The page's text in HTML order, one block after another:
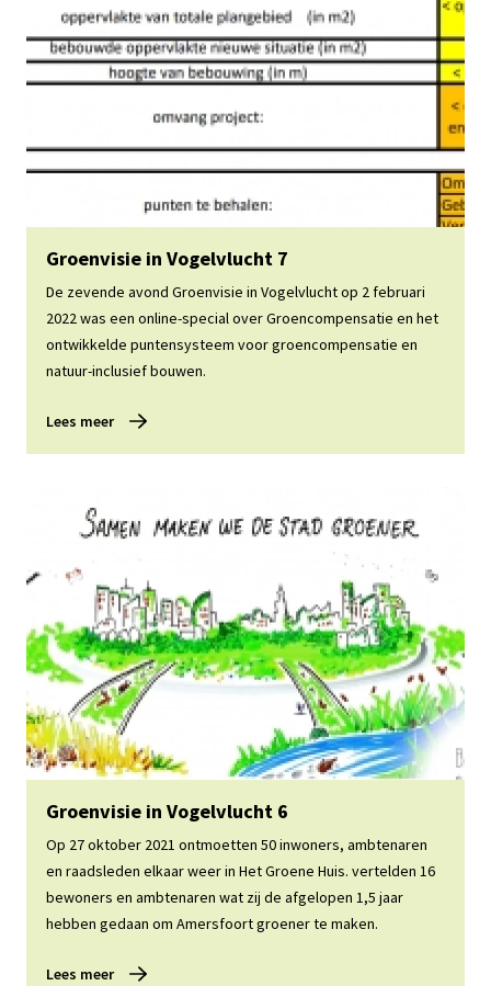
Lees meer
Groenvisie in Vogelvlucht 7
De zevende avond Groenvisie in Vogelvlucht op 2 februari
2022 was een online-special over Groencompensatie en het
ontwikkelde puntensysteem voor groencompensatie en
natuur-inclusief bouwen.
Lees meer
Lees meer
Groenvisie in Vogelvlucht 6
Op 27 oktober 2021 ontmoetten 50 inwoners, ambtenaren
en raadsleden elkaar weer in Het Groene Huis. vertelden 16
bewoners en ambtenaren wat zij de afgelopen 1,5 jaar
hebben gedaan om Amersfoort groener te maken.
Lees meer